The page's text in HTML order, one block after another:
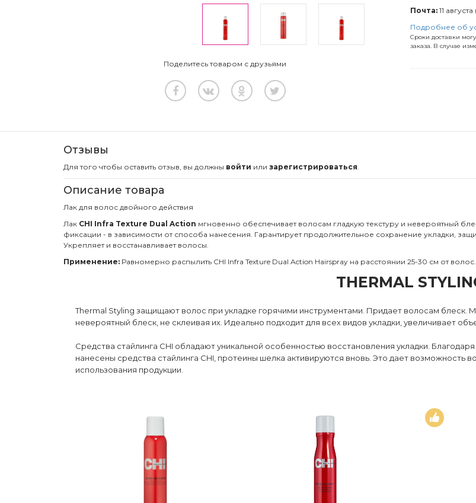
Поделитесь товаром с друзьями
Почта: 11
Подробнее об
Сроки доставки
заказа. В случае
Отзывы
Для того чтобы оставить отзыв, вы должны войти или зарегистрироваться
Описание товара
Лак для волос двойного действия
Лак CHI Infra Texture Dual Action мгновенно обеспечивает волосам гладкую текстуру и невероятный
фиксации - в зависимости от способа нанесения. Гарантирует продолжительное сохранение укладки,
Укрепляет и восстанавливает волосы.
Применение: Равномерно распылить CHI Infra Texture Dual Action Hairspray на расстоянии 25-30 см от волос.
THERMAL
Thermal Styling защищают волос при укладке горячими инструментами. Придает волосам блеск.
невероятный блеск, не склеивая их. Идеально подходит для всех видов укладки, увеличивает
Средства стайлинга CHI обладают уникальной особенностью восстановления укладки.
нанесены средства стайлинга CHI, протеины шелка активируются вновь. Это дает возможность
использования продукции.